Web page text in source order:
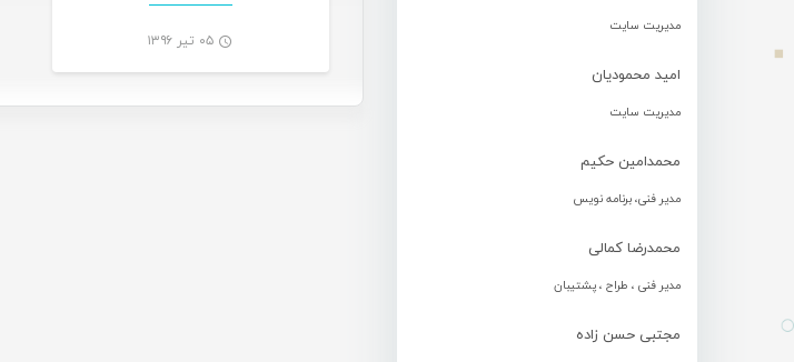
مدیریت سایت
امید محمودیان
مدیریت سایت
محمدامین حکیم
مدیر فنی، برنامه نویس
محمدرضا کمالی
مدیر فنی ، طراح ، پشتیبان
مجتبی حسن زاده
۰۵ تیر ۱۳۹۶